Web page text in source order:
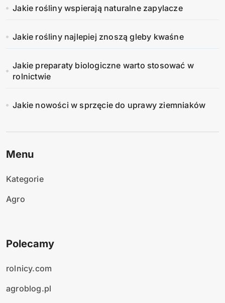
Jakie rośliny wspierają naturalne zapylacze
Jakie rośliny najlepiej znoszą gleby kwaśne
Jakie preparaty biologiczne warto stosować w
rolnictwie
Jakie nowości w sprzęcie do uprawy ziemniaków
Menu
Kategorie
Agro
Polecamy
rolnicy.com
agroblog.pl